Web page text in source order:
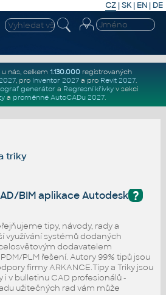
CZ | SK| EN | DE
nás, celkem 1.130.000registrovaných
, pro Inventor 2027a pro Revit 2027.
generátor a Regresní křivkyv sekci
a proměnné AutoCADu 2027.
triky
?
BIM aplikace Autodesk
tipy, návody, rady a
využívání systémů dodaných
dodavatelem
PLM řešení. Autory 99% tipů jsou
firmy ARKANCE.Tipy a Triky jsou
v bulletinu CAD profesionálů -
užitečných rad vám může